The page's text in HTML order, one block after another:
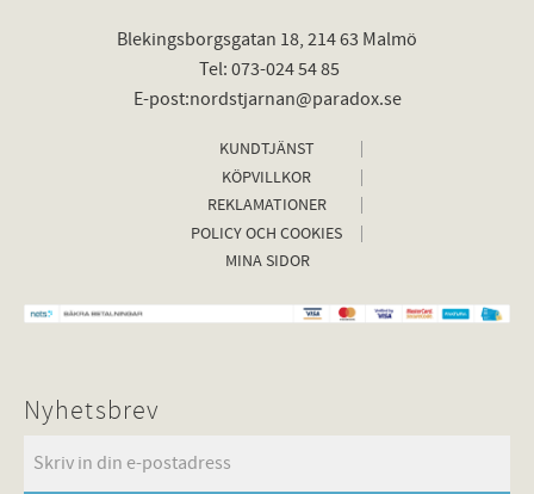
Blekingsborgsgatan 18, 214 63 Malmö
Tel: 073-024 54 85
E-post:nordstjarnan@paradox.se
KUNDTJÄNST
KÖPVILLKOR
REKLAMATIONER
POLICY OCH COOKIES
MINA SIDOR
Nyhetsbrev